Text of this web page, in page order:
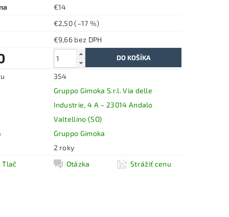
€14
€2,50(–17 %)
€9,66 bez DPH
354
Gruppo Gimoka S.r.l. Via delle
Industrie, 4 A – 23014 Andalo
Valtellino (SO)
Gruppo Gimoka
2 roky
Tlač
Otázka Strážiť cenu